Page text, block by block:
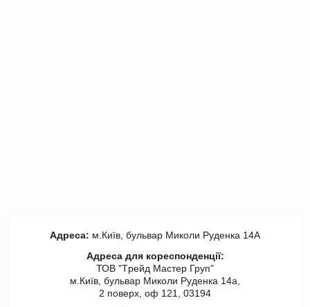
Адреса: м.Київ, бульвар Миколи Руденка 14А
Адреса для кореспонденції:
ТОВ "Tрейд Мастер Груп"
м.Київ, бульвар Миколи Руденка 14а,
2 поверх, оф 121, 03194